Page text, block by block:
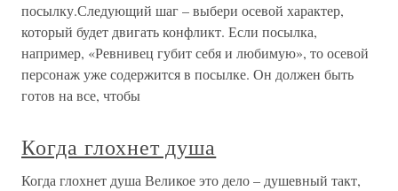
посылку.Следующий шаг – выбери осевой характер,
который будет двигать конфликт. Если посылка,
например, «Ревнивец губит себя и любимую», то осевой
персонаж уже содержится в посылке. Он должен быть
готов на все, чтобы
Когда глохнет душа
Когда глохнет душа Великое это дело – душевный такт,